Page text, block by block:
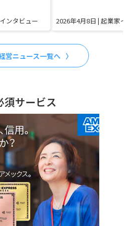
ンタビュー 2026年4月8日 | 起業家イン
営ニュース一覧へ
須サービス